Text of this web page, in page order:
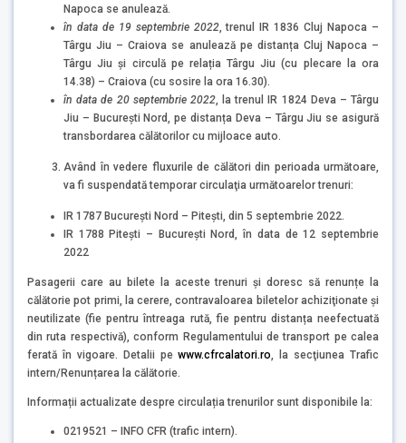
Napoca se anulează.
în data de 19 septembrie 2022, trenul IR 1836 Cluj Napoca –
Târgu Jiu – Craiova se anulează pe distanța Cluj Napoca –
Târgu Jiu și circulă pe relația Târgu Jiu (cu plecare la ora
14.38) – Craiova (cu sosire la ora 16.30).
în data de 20 septembrie 2022, la trenul IR 1824 Deva – Târgu
Jiu – București Nord, pe distanța Deva – Târgu Jiu se asigură
transbordarea călătorilor cu mijloace auto.
Având în vedere fluxurile de călători din perioada următoare,
va fi suspendată temporar circulaţia următoarelor trenuri:
IR 1787 București Nord – Pitești, din 5 septembrie 2022.
IR 1788 Pitești – Bucureşti Nord, în data de 12 septembrie
2022
Pasagerii care au bilete la aceste trenuri și doresc să renunțe la
călătorie pot primi, la cerere, contravaloarea biletelor achiziţionate şi
neutilizate (fie pentru întreaga rută, fie pentru distanța neefectuată
din ruta respectivă), conform Regulamentului de transport pe calea
ferată în vigoare. Detalii pewww.cfrcalatori.ro, la secţiunea Trafic
intern/Renunțarea la călătorie.
Informații actualizate despre circulația trenurilor sunt disponibile la:
0219521 – INFO CFR (trafic intern).